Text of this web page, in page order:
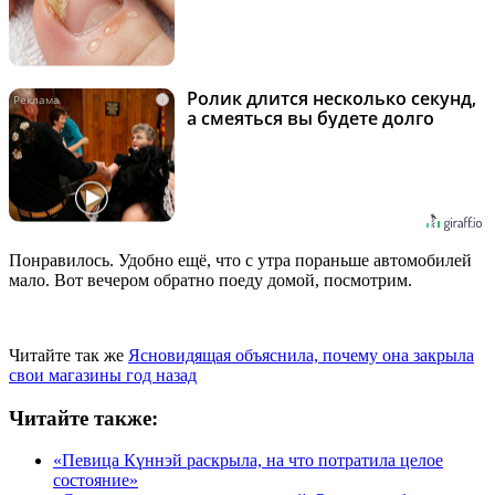
i
Ролик длится несколько секунд,
а смеяться вы будете долго
Понравилось. Удобно ещё, что с утра пораньше автомобилей
мало. Вот вечером обратно поеду домой, посмотрим.
Читайте так же Ясновидящая объяснила, почему она закрыла
свои магазины год назад
Читайте также:
«Певица Күннэй раскрыла, на что потратила целое
состояние»